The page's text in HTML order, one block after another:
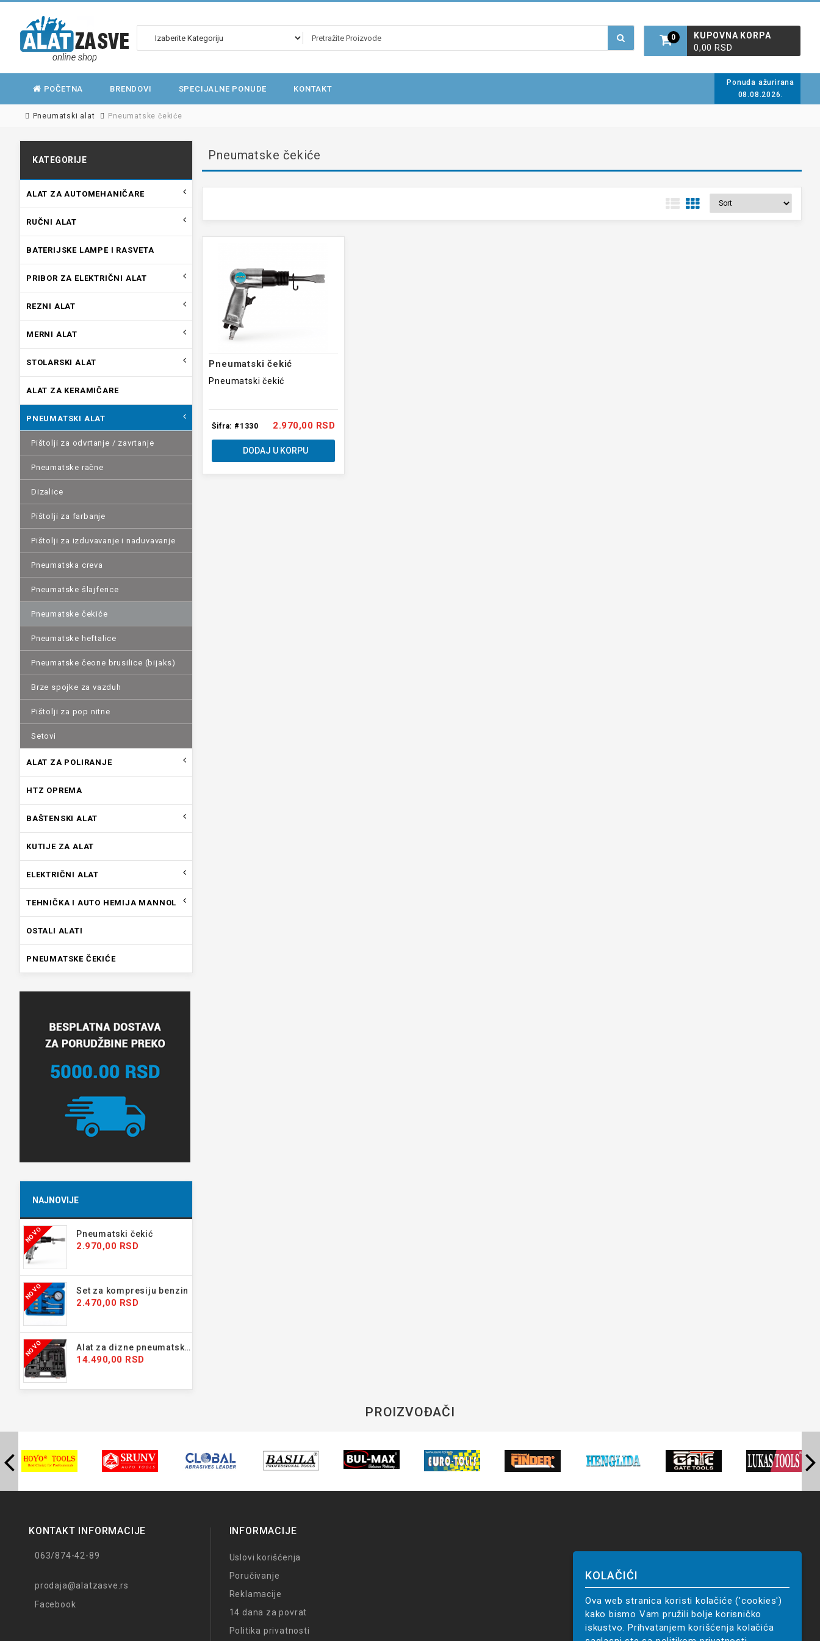
0
KUPOVNA KORPA
0,00 RSD
POČETNA BRENDOVI SPECIJALNE PONUDE KONTAKT
Ponuda ažurirana
08.08.2026.
Pneumatski alat Pneumatske čekiće
KATEGORIJE
ALAT ZA AUTOMEHANIČARE
RUČNI ALAT
BATERIJSKE LAMPE I RASVETA
PRIBOR ZA ELEKTRIČNI ALAT
REZNI ALAT
MERNI ALAT
STOLARSKI ALAT
ALAT ZA KERAMIČARE
PNEUMATSKI ALAT
Pištolji za odvrtanje / zavrtanje
Pneumatske račne
Dizalice
Pištolji za farbanje
Pištolji za izduvavanje i naduvavanje
Pneumatska creva
Pneumatske šlajferice
Pneumatske čekiće
Pneumatske heftalice
Pneumatske čeone brusilice (bijaks)
Brze spojke za vazduh
Pištolji za pop nitne
Setovi
ALAT ZA POLIRANJE
HTZ OPREMA
BAŠTENSKI ALAT
KUTIJE ZA ALAT
ELEKTRIČNI ALAT
TEHNIČKA I AUTO HEMIJA MANNOL
OSTALI ALATI
PNEUMATSKE ČEKIĆE
NAJNOVIJE
NOVO Pneumatski čekić
2.970,00 RSD
NOVO Set za kompresiju benzin
2.470,00 RSD
NOVO Alat za dizne pneumatski 24 kom
14.490,00 RSD
Pneumatske čekiće
Pneumatski čekić
Pneumatski čekić
Šifra: #1330 2.970,00 RSD
DODAJ U KORPU
PROIZVOĐAČI
KONTAKT INFORMACIJE
063/874-42-89
prodaja@alatzasve.rs
Facebook
INFORMACIJE
Uslovi korišćenja
Poručivanje
Reklamacije
14 dana za povrat
Politika privatnosti
KOLAČIĆI
Ova web stranica koristi kolačiće ('cookies')
kako bismo Vam pružili bolje korisničko
iskustvo. Prihvatanjem korišćenja kolačića